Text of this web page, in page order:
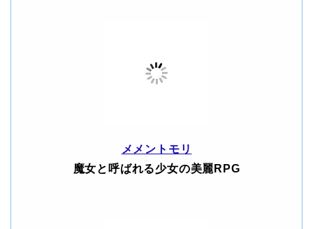
メメントモリ
魔女と呼ばれる少女の美麗RPG